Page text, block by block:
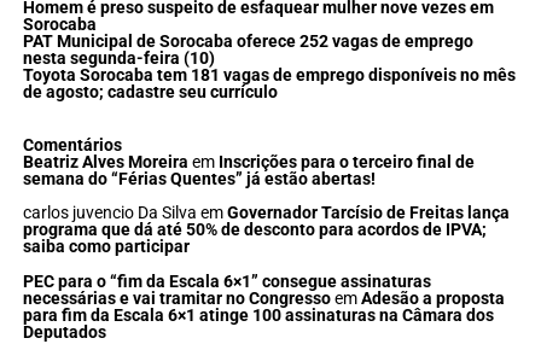
Homem é preso suspeito de esfaquear mulher nove vezes em
Sorocaba
PAT Municipal de Sorocaba oferece 252 vagas de emprego
nesta segunda-feira (10)
Toyota Sorocaba tem 181 vagas de emprego disponíveis no mês
de agosto; cadastre seu currículo
Comentários
Beatriz Alves Moreira em Inscrições para o terceiro final de
semana do “Férias Quentes” já estão abertas!
carlos juvencio Da Silva emGovernador Tarcísio de Freitas lança
programa que dá até 50% de desconto para acordos de IPVA;
saiba como participar
PEC para o “fim da Escala 6×1” consegue assinaturas
necessárias e vai tramitar no CongressoemAdesão a proposta
para fim da Escala 6×1 atinge 100 assinaturas na Câmara dos
Deputados